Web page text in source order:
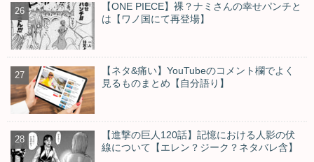
【ONE PIECE】裸？ナミさんの幸せパンチと
は【ワノ国にて再登場】
【ネタ&痛い】YouTubeのコメント欄でよく
見るものまとめ【自分語り】
【進撃の巨人120話】記憶における人影の伏
線について【エレン？ジーク？ネタバレ含】